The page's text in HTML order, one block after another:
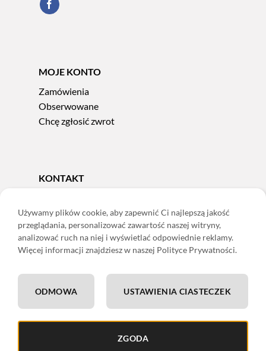
MOJE KONTO
Zamówienia
Obserwowane
Chcę zgłosić zwrot
KONTAKT
e-mail:sklep@adoris.pl
poniedziałek - piątek 8:00-16:00
Adoris Dorota Święcka
58-502 Jelenia Góra
ING: 22 1050 1751 1000 0091 0971 2688
Używamy plików cookie, aby zapewnić Ci najlepszą jakość
przeglądania, personalizować zawartość naszej witryny,
analizować ruch na niej i wyświetlać odpowiednie reklamy.
Więcej informacji znajdziesz w naszej Polityce Prywatności.
ZGODA
USTAWIENIA CIASTECZEK
ODMOWA